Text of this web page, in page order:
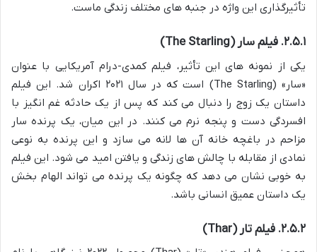
تأثیرگذاری این واژه در جنبه های مختلف زندگی ماست.
۲.۵.۱. فیلم سار (The Starling)
یکی از نمونه های این تأثیر، فیلم کمدی-درام آمریکایی با عنوان
«سار» (The Starling) است که در سال ۲۰۲۱ اکران شد. این فیلم
داستان یک زوج را دنبال می کند که پس از یک حادثه غم انگیز با
افسردگی دست و پنجه نرم می کنند. در این میان، یک پرنده سار
مزاحم در باغچه خانه آن ها لانه می سازد و این پرنده به نوعی
نمادی از مقابله با چالش های زندگی و یافتن امید می شود. این فیلم
به خوبی نشان می دهد که چگونه یک پرنده می تواند الهام بخش
یک داستان عمیق انسانی باشد.
۲.۵.۲. فیلم تار (Thar)